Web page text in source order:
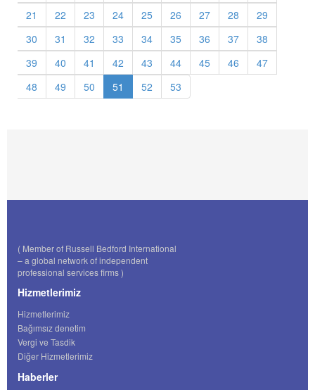
21
22 23 24 25 26 27 28
29
30
31 32 33 34 35 36 37
38
39
40 41 42 43 44 45 46
47
48
49 50 51 52 53
( Member of Russell Bedford International
– a global network of independent
professional services firms )
Hizmetlerimiz
Hizmetlerimiz
Bağımsız denetim
Vergi ve Tasdik
Diğer Hizmetlerimiz
Haberler